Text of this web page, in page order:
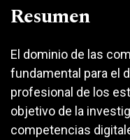
Resumen
El dominio de las
fundamental para el
profesional de los
objetivo de la
competencias